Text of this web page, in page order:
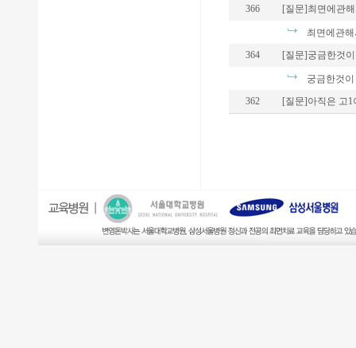
366
[질문]최면에관
최면에관해
364
[질문]궁금한것
궁금한것이
362
[질문]아직은 고1